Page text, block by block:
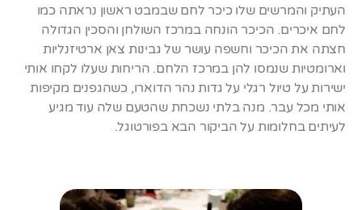
העתיק והמרשים שלו כיכר לחם שבמבט ראשון נראתה כמו
לחם איכרים. הכיכר הונחה במרכז השולחן והסכין הגדולה
חצתה את הכיכר וחשפה עושר של גבינות צאן ארטיזנליות
וארומטיות שנמסו להן במרכז הלחם. הריחות שעלו לקחו אותי
ישירות על טיול רגלי על גדות נהר הדוארו, כשהגפנים מקיפות
אותי מכל עבר. מנה בלתי נשכחת שהטעם שלה עוד מגיע
לעיתים בחלומות על הביקור הבא בפורטוגל.